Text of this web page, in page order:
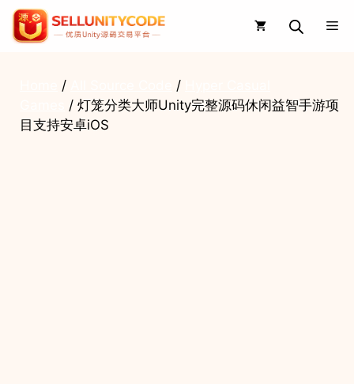
Skip
content
/ /
/ 灯笼分类大师Unity完整源码休闲益智手游项
目支持安卓iOS